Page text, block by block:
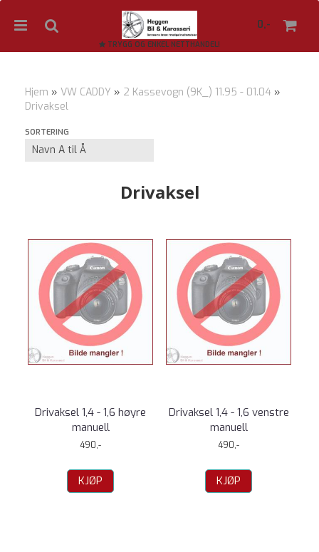
0,-
TRYGG OG ENKEL NETTHANDEL!
Hjem » VW CADDY » 2 Kassevogn (9K_) 11.95 - 01.04 »
Drivaksel
SORTERING
Drivaksel
Drivaksel 1,4 - 1,6 høyre
manuell
490,-
KJØP
Drivaksel 1,4 - 1,6 venstre
manuell
490,-
KJØP